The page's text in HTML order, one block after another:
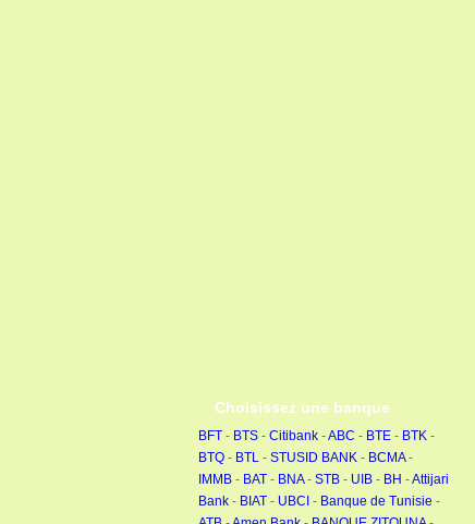
Choisissez une banque
BFT - BTS - Citibank -ABC - BTE - BTK -
BTQ - BTL - STUSID BANK - BCMA-
IMMB - BAT - BNA- STB - UIB - BH -Attijari
Bank - BIAT - UBCI - Banque de Tunisie -